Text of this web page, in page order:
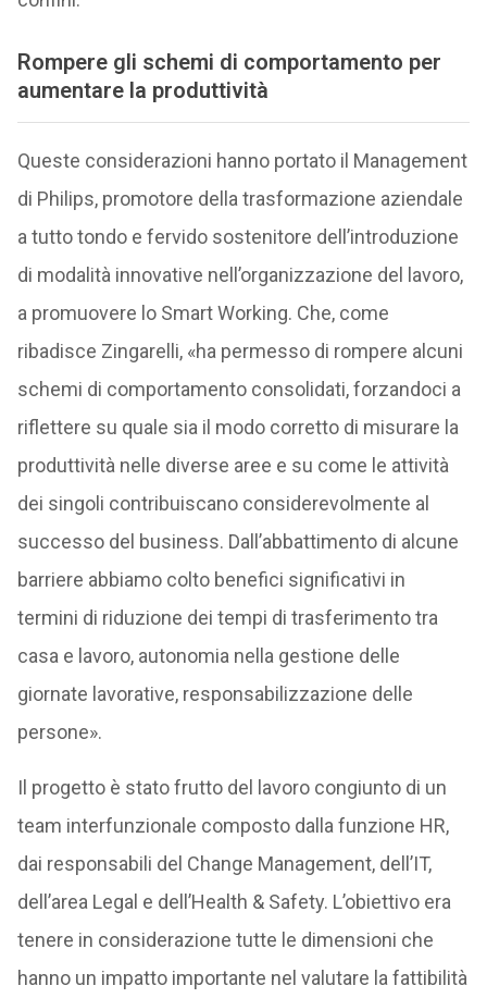
Rompere gli schemi di comportamento per
aumentare la produttività
Queste considerazioni hanno portato il Management
di Philips, promotore della trasformazione aziendale
a tutto tondo e fervido sostenitore dell’introduzione
di modalità innovative nell’organizzazione del lavoro,
a promuovere lo Smart Working. Che, come
ribadisce Zingarelli, «ha permesso di rompere alcuni
schemi di comportamento consolidati, forzandoci a
riflettere su quale sia il modo corretto di misurare la
produttività nelle diverse aree e su come le attività
dei singoli contribuiscano considerevolmente al
successo del business. Dall’abbattimento di alcune
barriere abbiamo colto benefici significativi in
termini di riduzione dei tempi di trasferimento tra
casa e lavoro, autonomia nella gestione delle
giornate lavorative, responsabilizzazione delle
persone».
Il progetto è stato frutto del lavoro congiunto di un
team interfunzionale composto dalla funzione HR,
dai responsabili del Change Management, dell’IT,
dell’area Legal e dell’Health & Safety. L’obiettivo era
tenere in considerazione tutte le dimensioni che
hanno un impatto importante nel valutare la fattibilità